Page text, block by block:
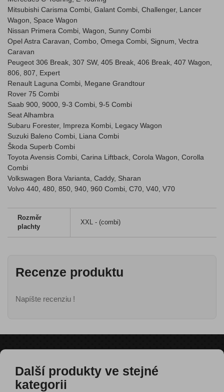
Mitsubishi Carisma Combi, Galant Combi, Challenger, Lancer
Wagon, Space Wagon
Nissan Primera Combi, Wagon, Sunny Combi
Opel Astra Caravan, Combo, Omega Combi, Signum, Vectra
Caravan
Peugeot 306 Break, 307 SW, 405 Break, 406 Break, 407 Wagon,
806, 807, Expert
Renault Laguna Combi, Megane Grandtour
Rover 75 Combi
Saab 900, 9000, 9-3 Combi, 9-5 Combi
Seat Alhambra
Subaru Forester, Impreza Kombi, Legacy Wagon
Suzuki Baleno Combi, Liana Combi
Škoda Superb Combi
Toyota Avensis Combi, Carina Liftback, Corola Wagon, Corolla
Combi
Volkswagen Bora Varianta, Caddy, Sharan
Volvo 440, 480, 850, 940, 960 Combi, C70, V40, V70
Rozměr
plachty
XXL - (combi)
Recenze produktu
Napíšte recenziu !
Další produkty ve stejné
kategorii